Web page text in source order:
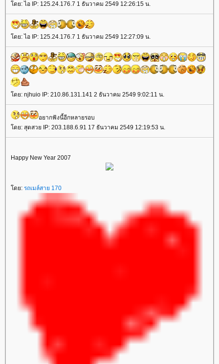
โดย: ไอ IP: 125.24.176.7 1 ธันวาคม 2549 12:26:15 น.
โดย: ไอ IP: 125.24.176.7 1 ธันวาคม 2549 12:27:09 น.
โดย: njhuio IP: 210.86.131.141 2 ธันวาคม 2549 9:02:11 น.
อยากฟังนี้อีกหลายรอบ
โดย: สุดสวย IP: 203.188.6.91 17 ธันวาคม 2549 12:19:53 น.
Happy New Year 2007
โดย: รถเมล์สาย 170